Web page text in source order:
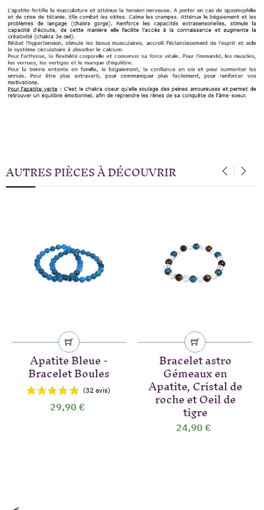
AUTRES PIÈCES À DÉCOUVRIR
Apatite Bleue -
Bracelet Boules
29,90 €
Bracelet astro
Gémeaux en
Apatite, Cristal de
roche et Oeil de
tigre
24,90 €